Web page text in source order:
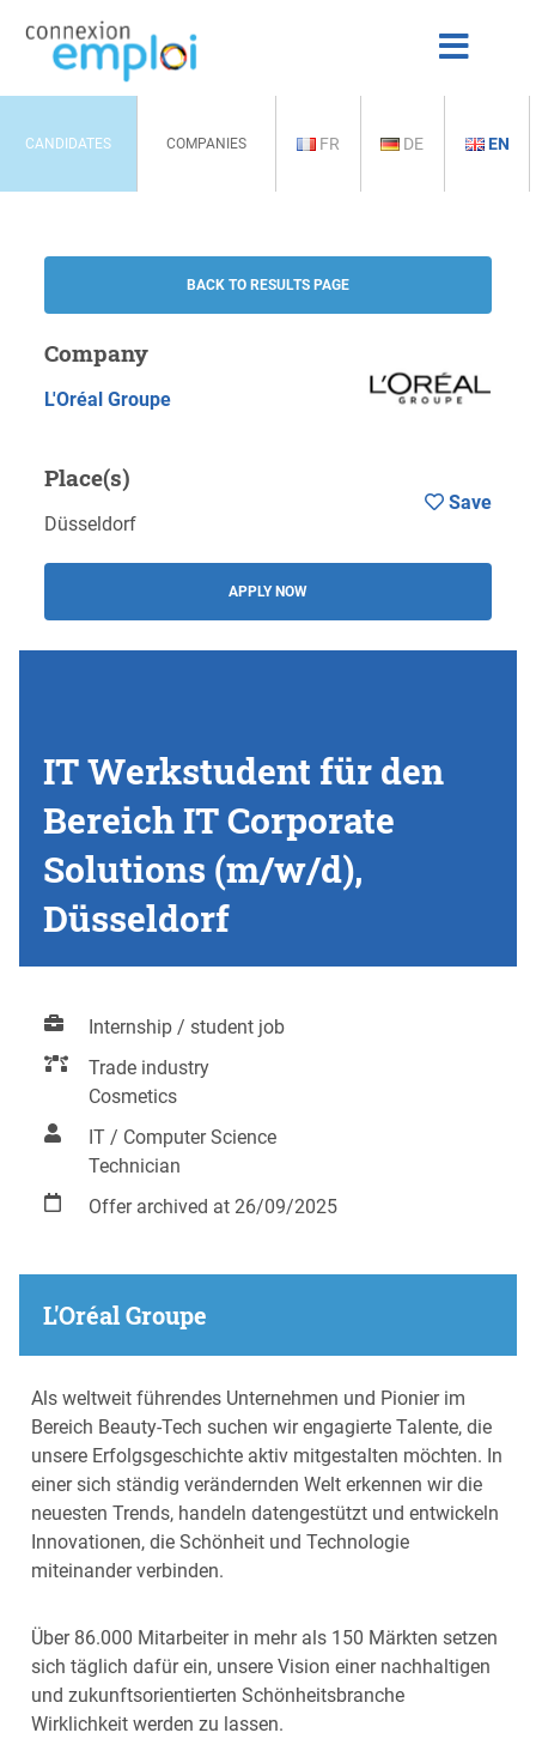
CANDIDATES COMPANIES FR DE EN
BACK TO RESULTS PAGE
Company
L'Oréal Groupe
Place(s)
Düsseldorf
APPLY NOW
Save
IT Werkstudent für den
Bereich IT Corporate
Solutions (m/w/d),
Düsseldorf
Internship / student job
Trade industry
Cosmetics
IT / Computer Science
Technician
Offer archived at 26/09/2025
L'Oréal Groupe
Als weltweit führendes Unternehmen und Pionier im
Bereich Beauty-Tech suchen wir engagierte Talente, die
unsere Erfolgsgeschichte aktiv mitgestalten möchten. In
einer sich ständig verändernden Welt erkennen wir die
neuesten Trends, handeln datengestützt und entwickeln
Innovationen, die Schönheit und Technologie
miteinander verbinden.
Über 86.000 Mitarbeiter in mehr als 150 Märkten setzen
sich täglich dafür ein, unsere Vision einer nachhaltigen
und zukunftsorientierten Schönheitsbranche
Wirklichkeit werden zu lassen.